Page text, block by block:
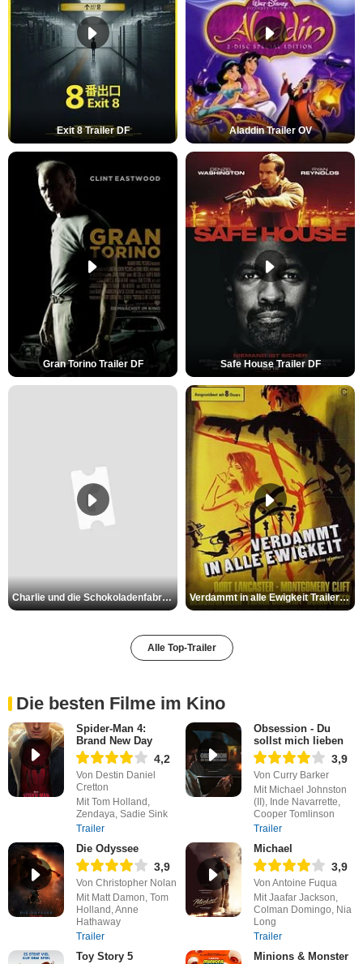
Exit 8 Trailer DF Aladdin Trailer OV
Gran Torino Trailer DF Safe House Trailer DF
Charlie und die Schokoladenfabrik Trailer OV Verdammt in alle Ewigkeit Trailer OV
Alle Top-Trailer
Die besten Filme im Kino
Spider-Man 4:
Brand New Day
4,2
Von Destin Daniel
Cretton
Mit Tom Holland,
Zendaya, Sadie Sink
Trailer
Obsession - Du
sollst mich lieben
3,9
Von Curry Barker
Mit Michael Johnston
(II), Inde Navarrette,
Cooper Tomlinson
Trailer
Die Odyssee
3,9
Von Christopher Nolan
Mit Matt Damon, Tom
Holland, Anne
Hathaway
Trailer
Michael
3,9
Von Antoine Fuqua
Mit Jaafar Jackson,
Colman Domingo, Nia
Long
Trailer
Toy Story 5 Minions & Monster